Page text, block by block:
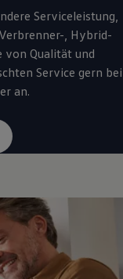
Serviceleistung,
, Verbrenner-, Hybrid-
von Qualität und
Service gern bei
an.